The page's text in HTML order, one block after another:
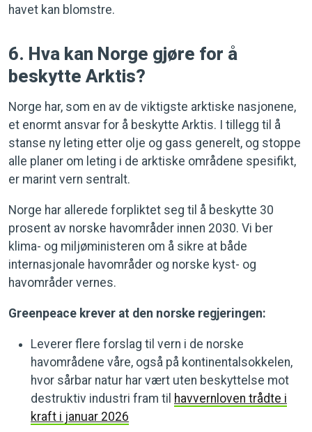
havet kan blomstre.
6. Hva kan Norge gjøre for å
beskytte Arktis?
Norge har, som en av de viktigste arktiske nasjonene,
et enormt ansvar for å beskytte Arktis. I tillegg til å
stanse ny leting etter olje og gass generelt, og stoppe
alle planer om leting i de arktiske områdene spesifikt,
er marint vern sentralt.
Norge har allerede forpliktet seg til å beskytte 30
prosent av norske havområder innen 2030. Vi ber
klima- og miljøministeren om å sikre at både
internasjonale havområder og norske kyst- og
havområder vernes.
Greenpeace krever at den norske regjeringen:
Leverer flere forslag til vern i de norske
havområdene våre, også på kontinentalsokkelen,
hvor sårbar natur har vært uten beskyttelse mot
destruktiv industri fram til havvernloven trådte i
kraft i januar 2026